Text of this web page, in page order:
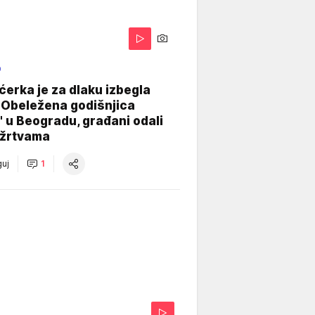
je za dlaku izbegla
godišnjica
u Beogradu, građani odali
1